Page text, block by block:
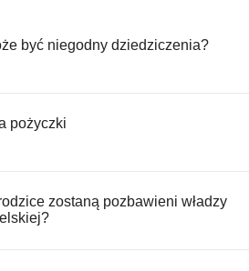
być niegodny dziedziczenia?
pożyczki
zostaną pozbawieni władzy